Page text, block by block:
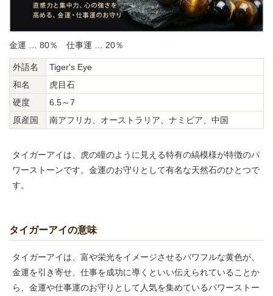
金運 … 80％ 仕事運 … 20％
外語名
Tiger's Eye
和名
虎目石
硬度
6.5～7
原産国
南アフリカ、オーストラリア、ナミビア、中国
タイガーアイは、虎の瞳のように見える特有の縞模様が特徴のパ
ワーストーンです。金運のお守りとして有名な天然石のひとつで
す。
タイガーアイの意味
タイガーアイは、富や栄光をイメージさせるパワフルな黄色が、
金運を引き寄せ、仕事を成功に導くといい伝えられていることか
ら、金運や仕事運のお守りとして人気を集めているパワーストー